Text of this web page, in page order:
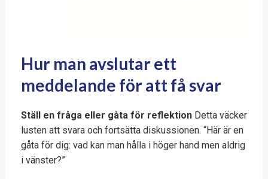
Hur man avslutar ett
meddelande för att få svar
Ställ en fråga eller gåta för reflektionDetta väcker
lusten att svara och fortsätta diskussionen. “Här är en
gåta för dig: vad kan man hålla i höger hand men aldrig
i vänster?”